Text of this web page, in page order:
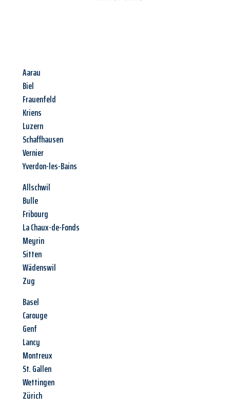
Aarau
Biel
Frauenfeld
Kriens
Luzern
Schaffhausen
Vernier
Yverdon-les-Bains
Allschwil
Bulle
Fribourg
La Chaux-de-Fonds
Meyrin
Sitten
Wädenswil
Zug
Basel
Carouge
Genf
Lancy
Montreux
St. Gallen
Wettingen
Zürich